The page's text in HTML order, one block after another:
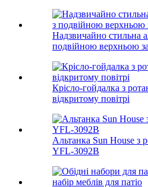
Надзвичайно стильна
подвійною верхньою
Крісло-гойдалка з
відкритому повітрі
Альтанка Sun House з
YFL-3092B